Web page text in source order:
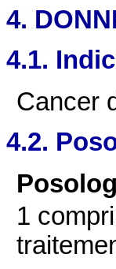
4.
4.1.
Cancer
4.2.
1